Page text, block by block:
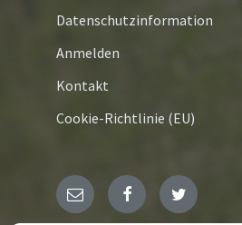
Datenschutzinformation
Anmelden
Kontakt
Cookie-Richtlinie (EU)
E- FacebookTwitter